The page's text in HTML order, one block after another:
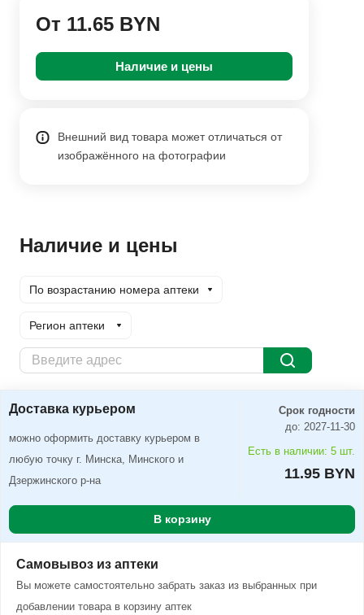
От 11.65 BYN
Наличие и цены
Внешний вид товара может отличаться от
изображённого на фотографии
Наличие и цены
По возрастанию номера аптеки
Регион аптеки
Доставка курьером Заказать
Доставка курьером
можно оформить доставку курьером в
любую точку г. Минска, Минского и
Дзержинского р-на
Срок годности
до: 2027-11-30
Есть в наличии: 5 шт.
11.95 BYN
В корзину
Самовывоз из аптеки
Вы можете самостоятельно забрать заказ из выбранных при
добавлении товара в корзину аптек